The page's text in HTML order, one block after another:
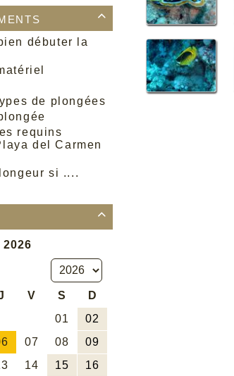

débuter la
de plongées
requins
del Carmen
si ....
